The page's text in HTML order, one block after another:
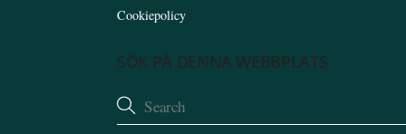
Cookiepolicy
SÖK PÅ DENNA WEBBPLATS